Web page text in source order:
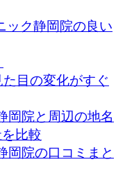
ック静岡院の良い
目の変化がすぐ
岡院と周辺の地名
比較
岡院の口コミまと